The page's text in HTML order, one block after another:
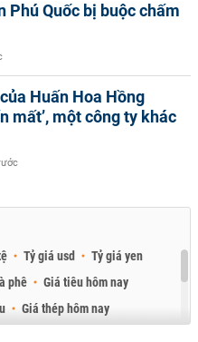
Phú Quốc bị buộc chấm
Huấn Hoa Hồng
mất’, một công ty khác
Tỷ giá usd
Tỷ giá yen
phê
Giá tiêu hôm nay
Giá thép hôm nay